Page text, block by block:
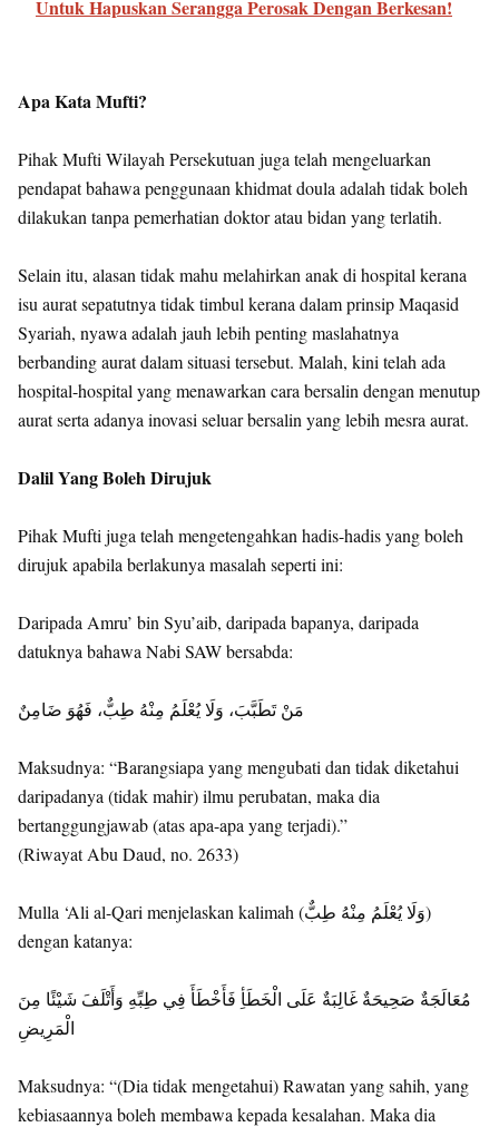
Untuk Hapuskan Serangga Perosak Dengan Berkesan!
Apa Kata Mufti?
Pihak Mufti Wilayah Persekutuan juga telah mengeluarkan
pendapat bahawa penggunaan khidmat doula adalah tidak boleh
dilakukan tanpa pemerhatian doktor atau bidan yang terlatih.
Selain itu, alasan tidak mahu melahirkan anak di hospital kerana
isu aurat sepatutnya tidak timbul kerana dalam prinsip Maqasid
Syariah, nyawa adalah jauh lebih penting maslahatnya
berbanding aurat dalam situasi tersebut. Malah, kini telah ada
hospital-hospital yang menawarkan cara bersalin dengan menutup
aurat serta adanya inovasi seluar bersalin yang lebih mesra aurat.
Dalil Yang Boleh Dirujuk
Pihak Mufti juga telah mengetengahkan hadis-hadis yang boleh
dirujuk apabila berlakunya masalah seperti ini:
Daripada Amru’ bin Syu’aib, daripada bapanya, daripada
datuknya bahawa Nabi SAW bersabda:
مَنْ تَطَبَّبَ، وَلَا يُعْلَمُ مِنْهُ طِبٌّ، فَهُوَ ضَامِنٌ
Maksudnya: “Barangsiapa yang mengubati dan tidak diketahui
daripadanya (tidak mahir) ilmu perubatan, maka dia
bertanggungjawab (atas apa-apa yang terjadi).”
(Riwayat Abu Daud, no. 2633)
Mulla ‘Ali al-Qari menjelaskan kalimah (وَلَا يُعْلَمُ مِنْهُ طِبٌّ)
dengan katanya:
مُعَالَجَةٌ صَحِيحَةٌ غَالِبَةٌ عَلَى الْخَطَأِ فَأَخْطَأَ فِي طِبِّهِ وَأَتْلَفَ شَيْئًا مِنَ
الْمَرِيضِ
Maksudnya: “(Dia tidak mengetahui) Rawatan yang sahih, yang
kebiasaannya boleh membawa kepada kesalahan. Maka dia